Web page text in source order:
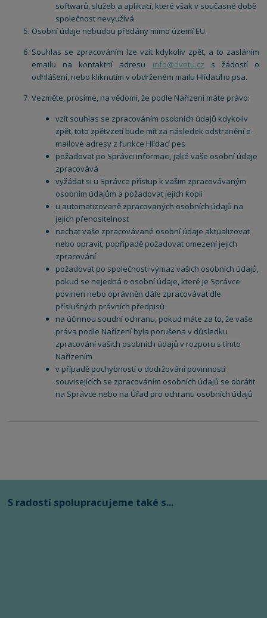
softwarů, služeb a aplikací, které však v současné době
společnost nevyužívá.
Osobní údaje nebudou předány mimo území EU.
Souhlas se zpracováním lze vzít kdykoliv zpět, a to zasláním
emailu na kontaktní adresu info@dvetu.cz s žádostí o
odhlášení, nebo kliknutím v obdrženém mailu Hlídacího psa.
Vezměte, prosíme, na vědomí, že podle Nařízení máte právo:
vzít souhlas se zpracováním osobních údajů kdykoliv
zpět, toto zpětvzetí bude mít za následek odstranění e-
mailové adresy z funkce Hlídací pes
požadovat po Správci informaci, jaké vaše osobní údaje
zpracovává
vyžádat si u Správce přístup k vašim zpracovávaným
osobním údajům a požadovat jejich kopii
u automatizovaně zpracovaných osobních údajů na
jejich přenositelnost
nechat vaše zpracovávané osobní údaje aktualizovat
nebo opravit, popřípadě požadovat omezení jejich
zpracování
požadovat po společnosti výmaz vašich osobních údajů,
pokud se nejedná o osobní údaje, které je Správce
povinen nebo oprávněn dále zpracovávat dle
příslušných právních předpisů
na účinnou soudní ochranu, pokud máte za to, že vaše
práva podle Nařízení byla porušena v důsledku
zpracování vašich osobních údajů v rozporu s tímto
Nařízením
v případě pochybností o dodržování povinností
souvisejících se zpracováním osobních údajů se obrátit
na Správce nebo na Úřad pro ochranu osobních údajů
S radostí spolupracujeme také s...